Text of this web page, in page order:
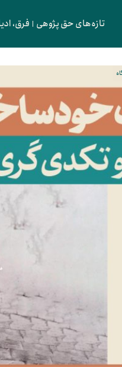
تازه‌های حق پژوهی فرق،